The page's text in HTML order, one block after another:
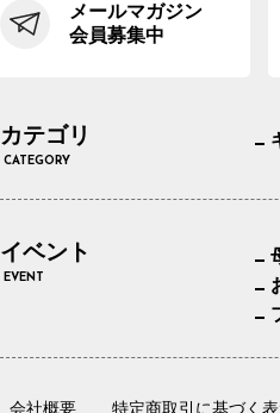
メールマガジン
会員募集中
カテゴリ
CATEGORY
イベント
EVENT
会社概要 特定商取引に基づく